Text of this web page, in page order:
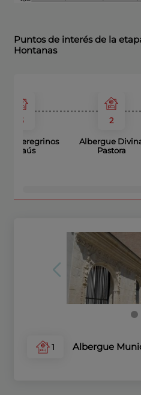
Puntos de interés de la
Hontanas
3
de Peregrinos
Emaús
2
Albergue
Pastora
1 Albergue